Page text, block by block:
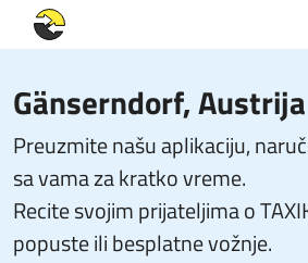
Gänserndorf, Austrija
Preuzmite našu aplikaciju,
sa vama za kratko vreme.
Recite svojim prijateljima o
popuste ili besplatne vožnje.